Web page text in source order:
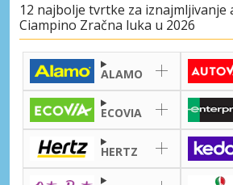
12 najbolje tvrtke za iznajmljivanje
Ciampino Zračna luka u 2026
ALAMO
ECOVIA
HERTZ